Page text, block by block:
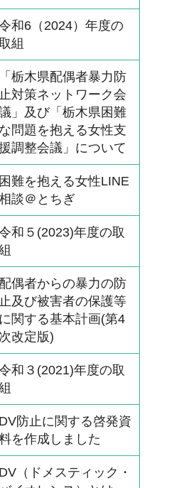
和6（2024）年度の
組
「栃木県配偶者暴力防
対策ネットワーク会
」及び「栃木県困難
な問題を抱える女性支
調整会議」について
困難を抱える女性LINE
談＠とちぎ
和５(2023)年度の取
配偶者からの暴力の防
及び被害者の保護等
に関する基本計画(第4
次改定版)
和３(2021)年度の取
DV防止に関する啓発資
を作成しました
DV（ドメスティック・